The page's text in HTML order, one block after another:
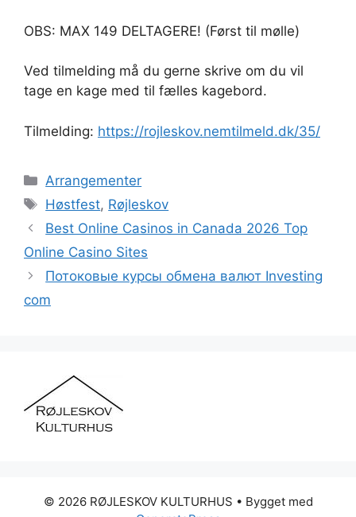
OBS: MAX 149 DELTAGERE! (Først til mølle)
Ved tilmelding må du gerne skrive om du vil
tage en kage med til fælles kagebord.
Tilmelding: https://rojleskov.nemtilmeld.dk/35/
Kategorier
Arrangementer
Tags
Høstfest, Røjleskov
Best Online Casinos in Canada 2026 Top
Online Casino Sites
Потоковые курсы обмена валют Investing
com
© 2026 RØJLESKOV KULTURHUS • Bygget med